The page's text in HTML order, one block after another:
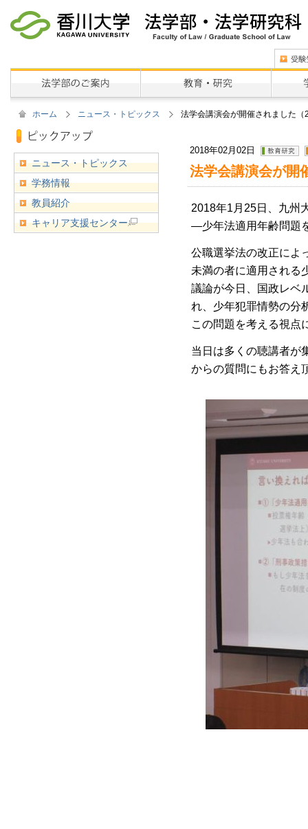
ホーム ニュース・トピックス 法学会講演会が開催されました
2018年02月02日
法学会講演会が開
2018年1月25日、九州
―少年法適用年齢問題
公職選挙法の改正によ
未満の者に適用される
議論が今日、国政レベ
れ、少年犯罪情勢の分
この問題を考える視点
当日は多くの聴講者が
からの質問にもお答え
ニュース・トピックス
学務情報
教員紹介
キャリア支援センター